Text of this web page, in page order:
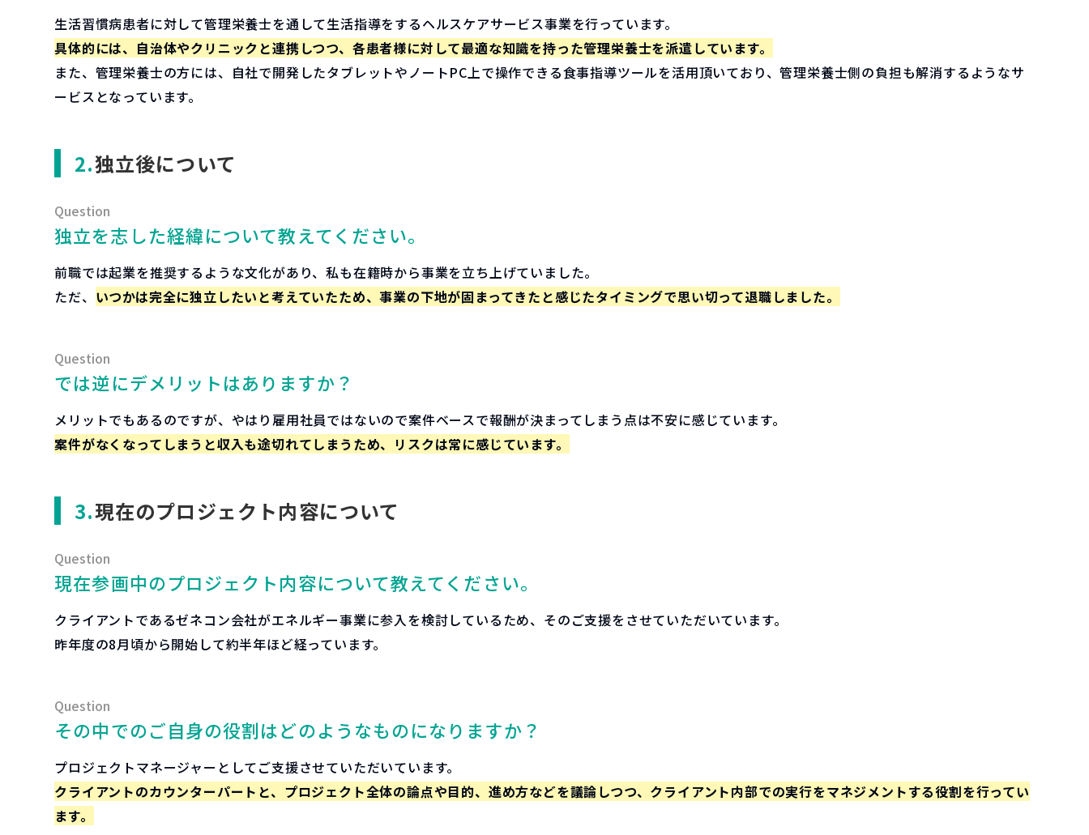
生活習慣病患者に対して管理栄養士を通して生活指導をするヘルスケアサービス事業を行っています。
具体的には、自治体やクリニックと連携しつつ、各患者様に対して最適な知識を持った管理栄養士を派遣しています。
また、管理栄養士の方には、自社で開発したタブレットやノートPC上で操作できる食事指導ツールを活用頂いており、管理栄養士側の負担も解消するようなサ
ービスとなっています。
独立後について
独立を志した経緯について教えてください。
前職では起業を推奨するような文化があり、私も在籍時から事業を立ち上げていました。
ただ、 いつかは完全に独立したいと考えていたため、事業の下地が固まってきたと感じたタイミングで思い切って退職しました。
では逆にデメリットはありますか？
メリットでもあるのですが、やはり雇用社員ではないので案件ベースで報酬が決まってしまう点は不安に感じています。
案件がなくなってしまうと収入も途切れてしまうため、リスクは常に感じています。
現在のプロジェクト内容について
現在参画中のプロジェクト内容について教えてください。
クライアントであるゼネコン会社がエネルギー事業に参入を検討しているため、そのご支援をさせていただいています。
昨年度の8月頃から開始して約半年ほど経っています。
その中でのご自身の役割はどのようなものになりますか？
プロジェクトマネージャーとしてご支援させていただいています。
クライアントのカウンターパートと、プロジェクト全体の論点や目的、進め方などを議論しつつ、クライアント内部での実行をマネジメントする役割を行ってい
ます。